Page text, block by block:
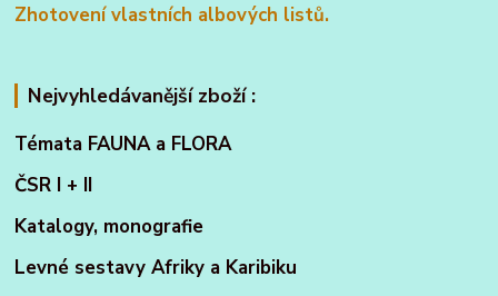
Zhotovení vlastních albových listů.
Nejvyhledávanější zboží :
Témata FAUNA a FLORA
ČSR I + II
Katalogy, monografie
Levné sestavy Afriky a Karibiku